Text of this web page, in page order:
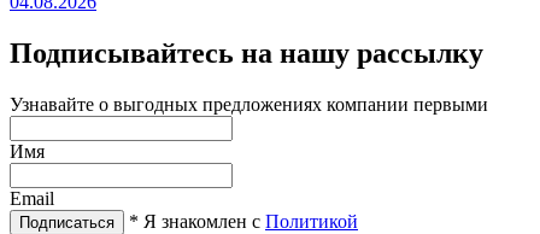
Подписывайтесь на нашу рассылку
Узнавайте о выгодных предложениях компании первыми
Имя
Email
* Я знакомлен с Политикой